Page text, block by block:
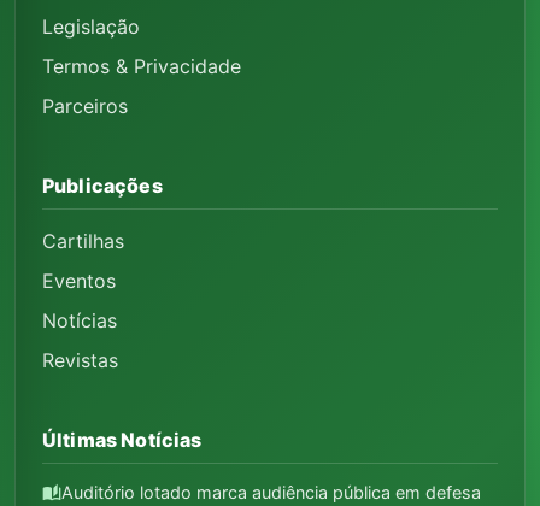
Legislação
Termos & Privacidade
Parceiros
Publicações
Cartilhas
Eventos
Notícias
Revistas
Últimas Notícias
auto_storiesAuditório lotado marca audiência pública em defesa